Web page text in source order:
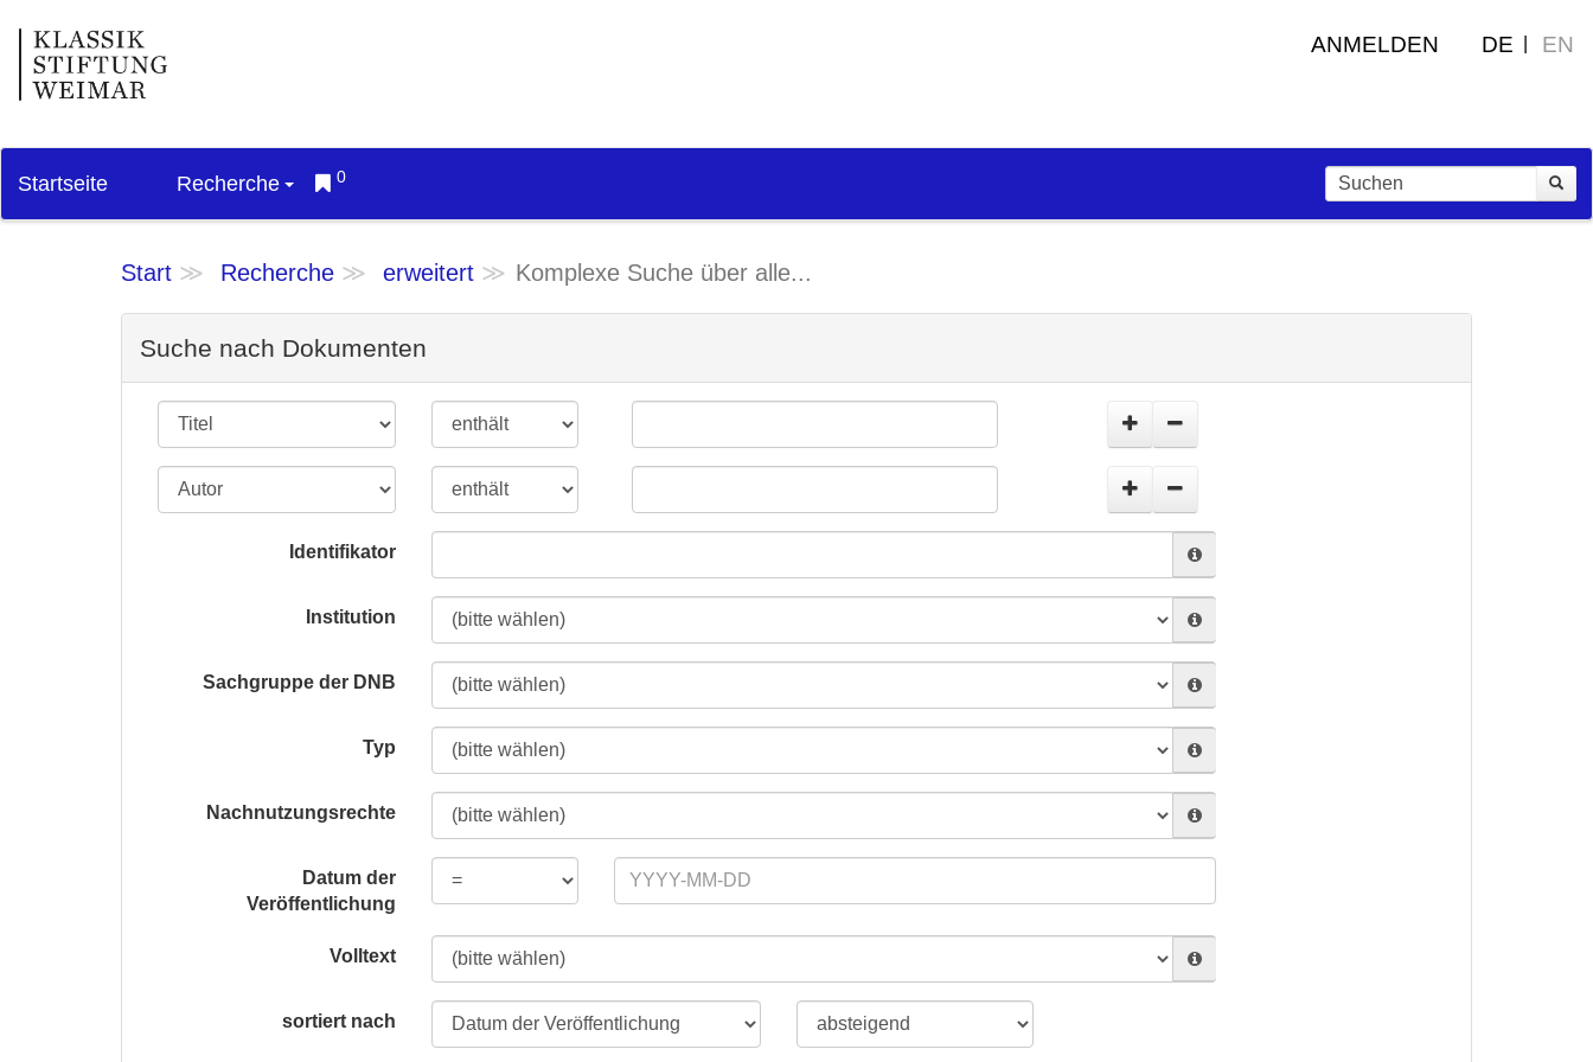
ANMELDEN DE EN
Startseite Recherche 0
Start Recherche erweitert Komplexe Suche über alle...
Suche nach Dokumenten
Identifikator
Institution
Sachgruppe der DNB
Typ
Nachnutzungsrechte
Datum der
Veröffentlichung
Volltext
sortiert nach